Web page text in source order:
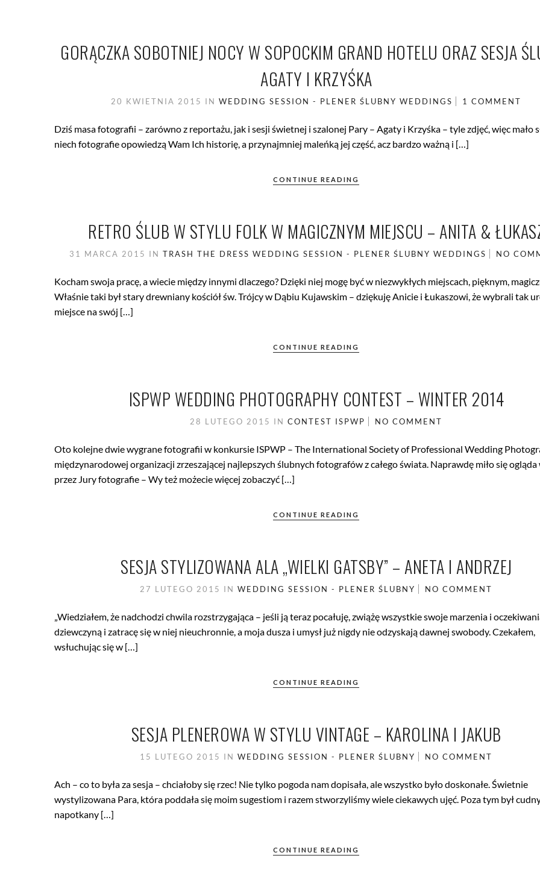
GORĄCZKA SOBOTNIEJ NOCY W SOPOCKIM GRAND HOTELU ORAZ SESJA
AGATY I KRZYŚKA
20 KWIETNIA 2015 INWEDDING SESSION - PLENER ŚLUBNY WEDDINGS 1 COMMENT
Dziś masa fotografii – zarówno z reportażu, jak i sesji świetnej i szalonej Pary – Agaty i Krzyśka – tyle zdjęć, więc mało
niech fotografie opowiedzą Wam Ich historię, a przynajmniej maleńką jej część, acz bardzo ważną i […]
CONTINUE READING
RETRO ŚLUB W STYLU FOLK W MAGICZNYM MIEJSCU – ANITA &
31 MARCA 2015 IN TRASH THE DRESS WEDDING SESSION - PLENER ŚLUBNY WEDDINGS NO
Kocham swoja pracę, a wiecie między innymi dlaczego? Dzięki niej mogę być w niezwykłych miejscach, pięknym,
Właśnie taki był stary drewniany kościół św. Trójcy w Dąbiu Kujawskim – dziękuję Anicie i Łukaszowi, że wybrali tak
miejsce na swój […]
CONTINUE READING
ISPWP WEDDING PHOTOGRAPHY CONTEST – WINTER 2014
28 LUTEGO 2015 INCONTEST ISPWP NO COMMENT
Oto kolejne dwie wygrane fotografii w konkursie ISPWP – The International Society of Professional Wedding
międzynarodowej organizacji zrzeszającej najlepszych ślubnych fotografów z całego świata. Naprawdę miło się
przez Jury fotografie – Wy też możecie więcej zobaczyć […]
CONTINUE READING
SESJA STYLIZOWANA ALA „WIELKI GATSBY” – ANETA I ANDRZEJ
27 LUTEGO 2015 INWEDDING SESSION - PLENER ŚLUBNY NO COMMENT
„Wiedziałem, że nadchodzi chwila rozstrzygająca – jeśli ją teraz pocałuję, zwiążę wszystkie swoje marzenia i
dziewczyną i zatracę się w niej nieuchronnie, a moja dusza i umysł już nigdy nie odzyskają dawnej swobody. Czekałem,
wsłuchując się w […]
CONTINUE READING
SESJA PLENEROWA W STYLU VINTAGE – KAROLINA I JAKUB
15 LUTEGO 2015 INWEDDING SESSION - PLENER ŚLUBNY NO COMMENT
Ach – co to była za sesja – chciałoby się rzec! Nie tylko pogoda nam dopisała, ale wszystko było doskonałe. Świetnie
wystylizowana Para, która poddała się moim sugestiom i razem stworzyliśmy wiele ciekawych ujęć. Poza tym był
napotkany […]
CONTINUE READING